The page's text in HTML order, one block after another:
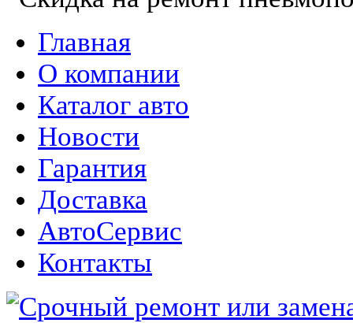
Главная
О компании
Каталог авто
Новости
Гарантия
Доставка
АвтоСервис
Контакты